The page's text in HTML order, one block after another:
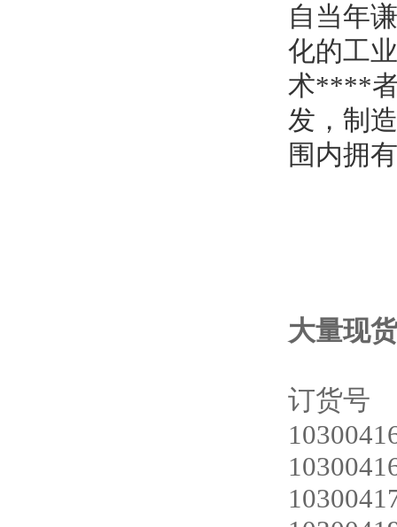
自当年
化的工
术****者
发，制
围内拥
大量现
订货